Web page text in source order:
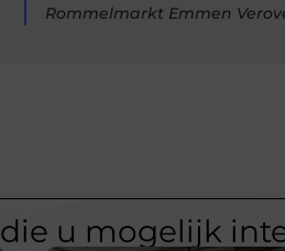
Rommelmarkt Emmen
die u mogelijk